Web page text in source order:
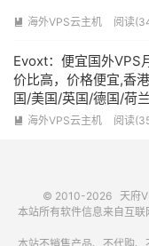
 海外VPS云主机 阅读
Evoxt：便宜国外VPS
价比高，价格便宜,香
国/美国/英国/德国/荷
等机房
 海外VPS云主机 阅读
© 2010-2026 天府
本站所有软件信息来自互联